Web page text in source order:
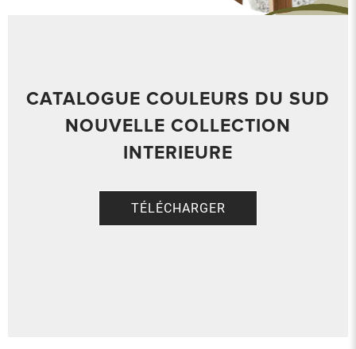
CATALOGUE COULEURS DU SUD
NOUVELLE COLLECTION
INTERIEURE
TÉLÉCHARGER